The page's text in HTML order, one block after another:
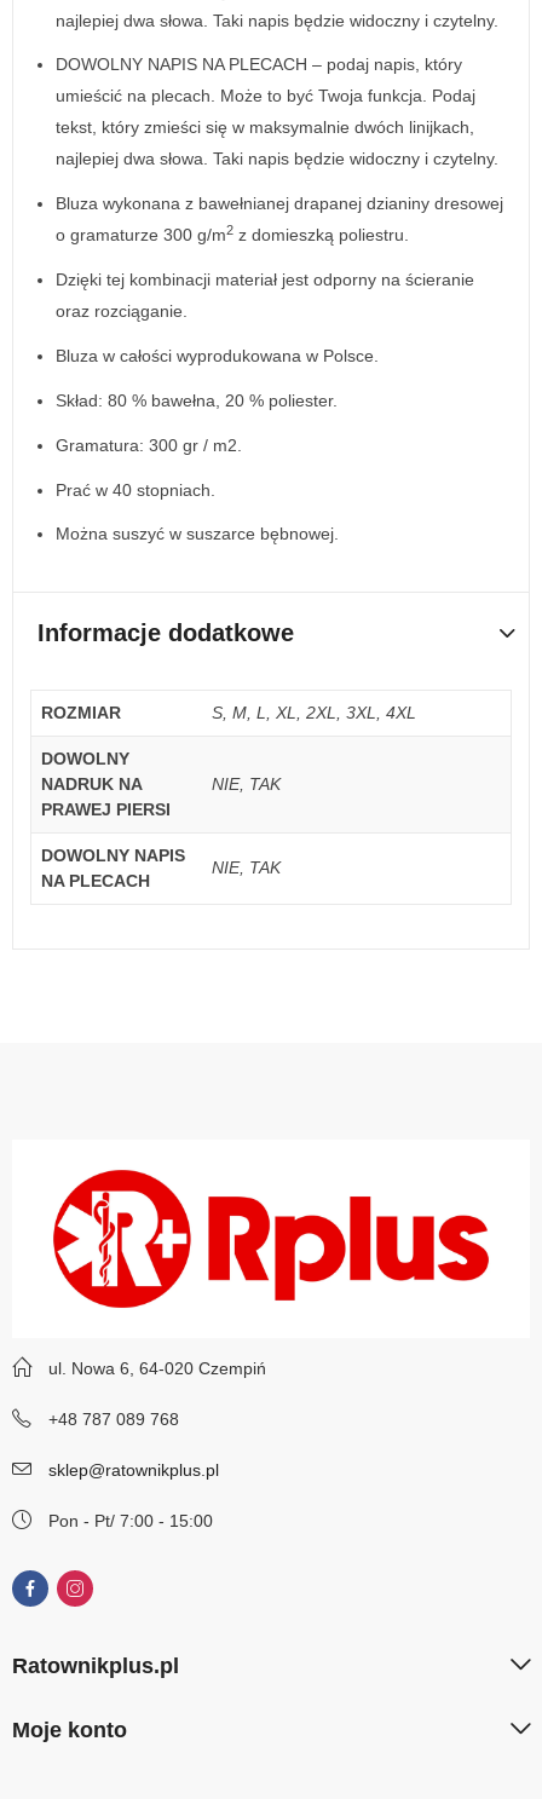
najlepiej dwa słowa. Taki napis będzie widoczny i czytelny.
DOWOLNY NAPIS NA PLECACH – podaj napis, który
umieścić na plecach. Może to być Twoja funkcja. Podaj
tekst, który zmieści się w maksymalnie dwóch linijkach,
najlepiej dwa słowa. Taki napis będzie widoczny i czytelny.
Bluza wykonana z bawełnianej drapanej dzianiny dresowej
o gramaturze 300 g/m2 z domieszką poliestru.
Dzięki tej kombinacji materiał jest odporny na ścieranie
oraz rozciąganie.
Bluza w całości wyprodukowana w Polsce.
Skład: 80 % bawełna, 20 % poliester.
Gramatura: 300 gr / m2.
Prać w 40 stopniach.
Można suszyć w suszarce bębnowej.
Informacje dodatkowe
ROZMIAR S, M, L, XL, 2XL, 3XL, 4XL
DOWOLNY
NADRUK NA
PRAWEJ PIERSI
NIE, TAK
DOWOLNY NAPIS
NA PLECACH
NIE, TAK
ul. Nowa 6, 64-020 Czempiń
+48 787 089 768
sklep@ratownikplus.pl
Pon - Pt/ 7:00 - 15:00
Ratownikplus.pl
Moje konto